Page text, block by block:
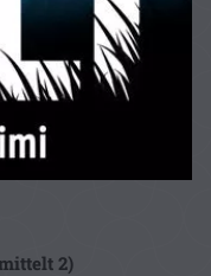
2)